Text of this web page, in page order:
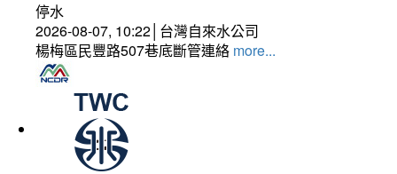
停水
2026-08-07, 10:22│台灣自來水公司
楊梅區民豐路507巷底斷管連絡 more...